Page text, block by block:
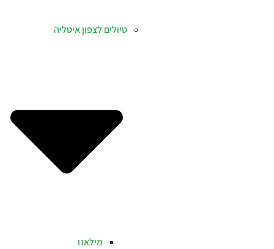
טיולים לצפון איטליה
מילאנו